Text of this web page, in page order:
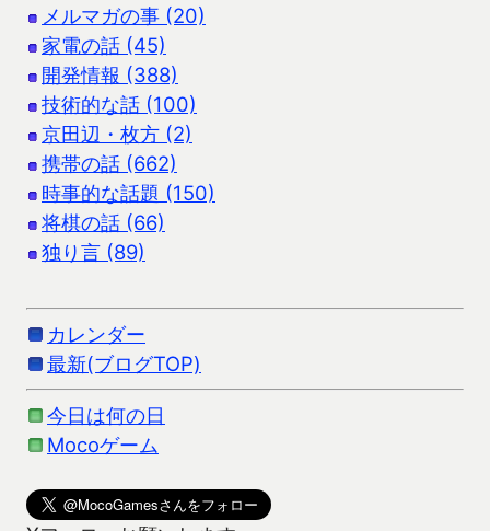
メルマガの事 (20)
家電の話 (45)
開発情報 (388)
技術的な話 (100)
京田辺・枚方 (2)
携帯の話 (662)
時事的な話題 (150)
将棋の話 (66)
独り言 (89)
カレンダー
最新(ブログTOP)
今日は何の日
Mocoゲーム